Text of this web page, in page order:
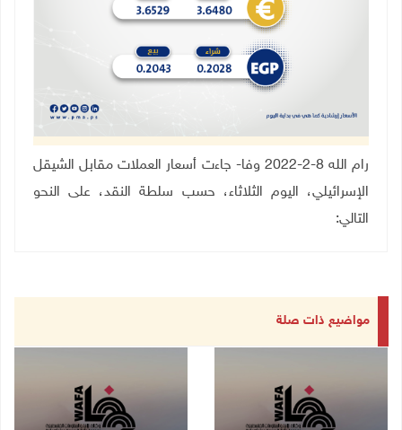
رام الله8
-2-2022 وفا- جاءت أسعار العملات مقابل الشيقل
الإسرائيلي، اليوم الثلاثاء، حسب سلطة النقد، على النحو
التالي:
مواضيع ذات صلة